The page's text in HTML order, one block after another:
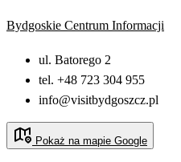
Bydgoskie Centrum Informacji
ul. Batorego 2
tel. +48 723 304 955
info@visitbydgoszcz.pl
Pokaż na mapie Google